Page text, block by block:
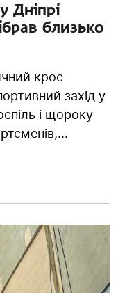
Дніпрі
близько
крос
захід у
і щороку